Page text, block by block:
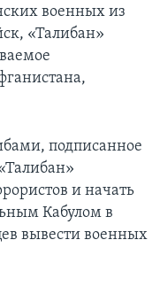
военных из
«Талибан»
подписанное
и начать
Кабулом в
вывести военных